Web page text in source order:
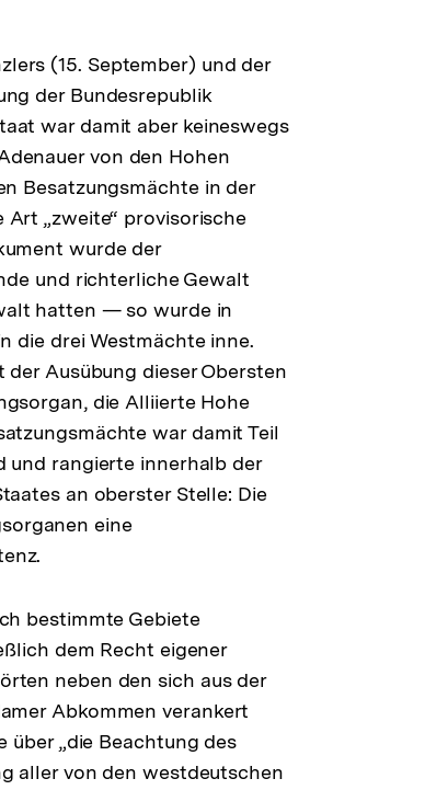
(15. September) und der
der Bundesrepublik
war damit aber keineswegs
von den Hohen
Besatzungsmächte in der
„zweite“ provisorische
wurde der
und richterliche Gewalt
hatten — so wurde in
die drei Westmächte inne.
Ausübung dieser Obersten
die Alliierte Hohe
war damit Teil
und rangierte innerhalb der
an oberster Stelle: Die
eine
bestimmte Gebiete
dem Recht eigener
neben den sich aus der
Abkommen verankert
über „die Beachtung des
aller von den westdeutschen